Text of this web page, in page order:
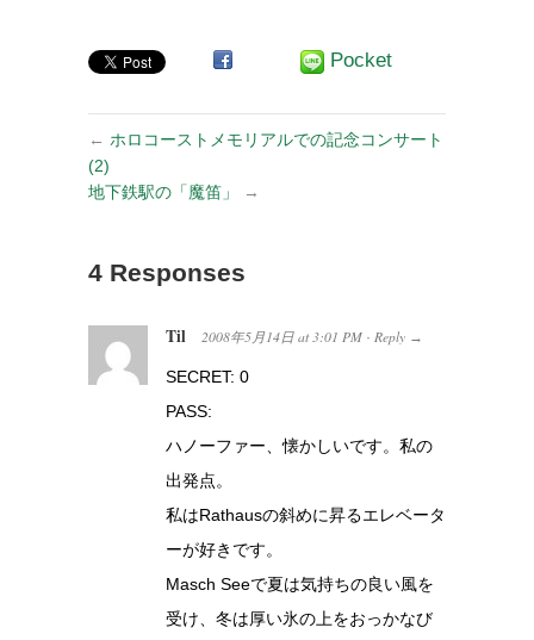
Pocket
← ホロコーストメモリアルでの記念コンサート
(2)
地下鉄駅の「魔笛」
→
4 Responses
Til 2008年5月14日 at 3:01 PM · Reply →
SECRET: 0
PASS:
ハノーファー、懐かしいです。私の
出発点。
私はRathausの斜めに昇るエレベータ
ーが好きです。
Masch Seeで夏は気持ちの良い風を
受け、冬は厚い氷の上をおっかなび